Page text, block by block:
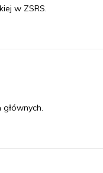
w ZSRS.